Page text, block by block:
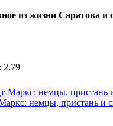
из жизни Саратова и
2.79
немцы, пристань и